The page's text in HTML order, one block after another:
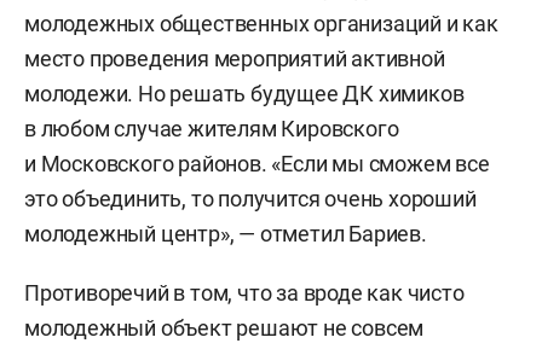
молодежных общественных организаций и как
место проведения мероприятий активной
молодежи. Но решать будущее ДК химиков
в любом случае жителям Кировского
и Московского районов. «Если мы сможем все
это объединить, то получится очень хороший
молодежный центр», — отметил Бариев.
Противоречий в том, что за вроде как чисто
молодежный объект решают не совсем